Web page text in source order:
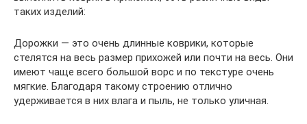
таких изделий:
Дорожки — это очень длинные коврики, которые
стелятся на весь размер прихожей или почти на весь. Они
имеют чаще всего большой ворс и по текстуре очень
мягкие. Благодаря такому строению отлично
удерживается в них влага и пыль, не только уличная.